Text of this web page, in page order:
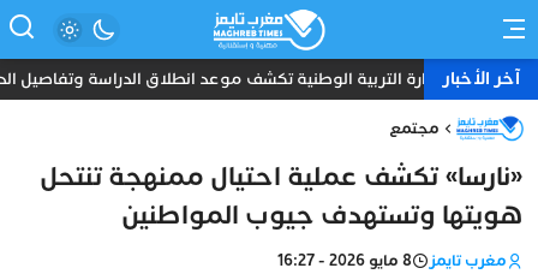
آخر الأخباروزارة التربية الوطنية تكشف موعد انطلاق الدراسة وتفاصيل الدخول
مجتمع
«نارسا» تكشف عملية احتيال ممنهجة تنتحل
هويتها وتستهدف جيوب المواطنين
مغرب تايمز 8 مايو 2026 - 16:27